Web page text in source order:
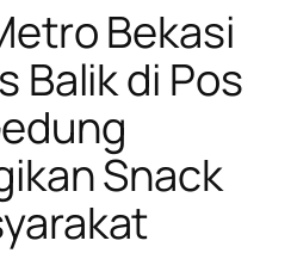
Bekasi
Balik di Pos
Snack